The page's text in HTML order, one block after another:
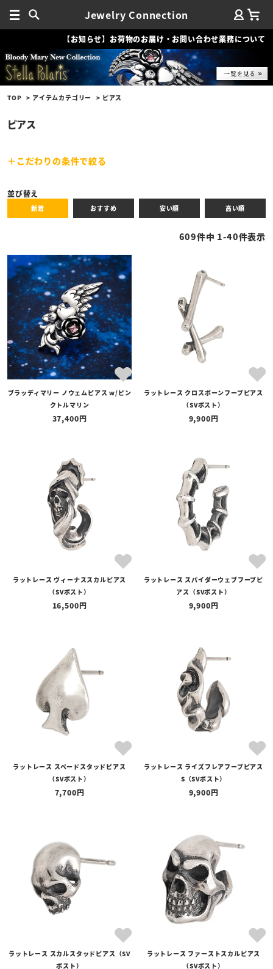
Jewelry Connection
【お知らせ】お荷物のお届け・お問い合わせ業務について
TOP アイテムカテゴリー ピアス
ピアス
こだわりの条件で絞る
商品タイプ
全ての商品
予約商品 セール商品
カテゴリ
ブランド
価格
在庫あり
在庫なしを含む
並び替え
新着 おすすめ 安い順 高い順
609件中 1-40件表示
ブラッディマリー ノウェムピアス w/ピン
クトルマリン
37,400
ラットレース クロスボーンフープピアス
（SVポスト）
9,900
ラットレース ヴィーナススカルピアス
（SVポスト）
16,500
ラットレース スパイダーウェブフープピ
アス（SVポスト）
9,900
ラットレース スペードスタッドピアス
（SVポスト）
7,700
ラットレース ライズフレアフープピアス
S（SVポスト）
9,900
ラットレース スカルスタッドピアス（SV
ポスト）
ラットレース ファーストスカルピアス
（SVポスト）